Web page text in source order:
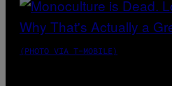
(PHOTO VIA T-MOBILE)